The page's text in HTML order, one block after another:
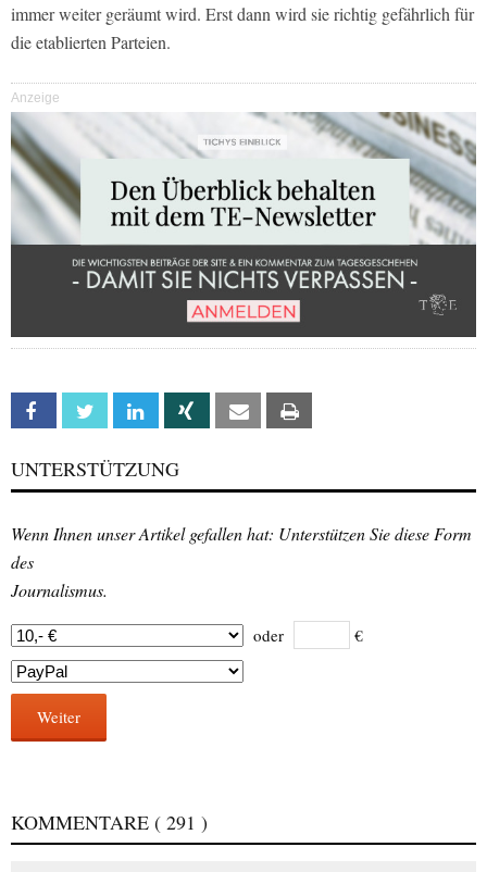
immer weiter geräumt wird. Erst dann wird sie richtig gefährlich für
die etablierten Parteien.
Anzeige
Facebook Twitter Linkedin Xing Email
UNTERSTÜTZUNG
Wenn Ihnen unser Artikel gefallen hat: Unterstützen Sie diese Form
des
Journalismus.
oder €
Weiter
KOMMENTARE ( 291 )